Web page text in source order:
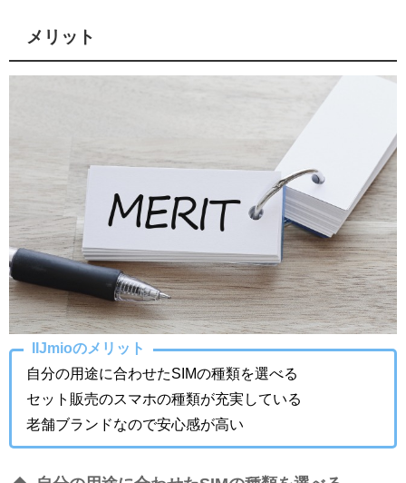
メリット
IIJmioのメリット
自分の用途に合わせたSIMの種類を選べる
セット販売のスマホの種類が充実している
老舗ブランドなので安心感が高い